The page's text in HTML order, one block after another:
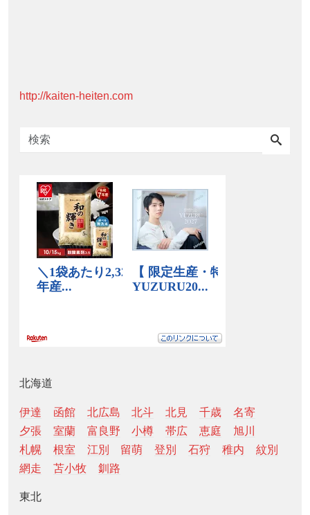
http://kaiten-heiten.com
北海道
伊達 函館 北広島 北斗 北見 千歳
名寄
夕張
室蘭 富良野 小樽 帯広 恵庭
旭川
札幌
根室 江別 留萌 登別 石狩 稚内
紋別
網走
苫小牧 釧路
東北